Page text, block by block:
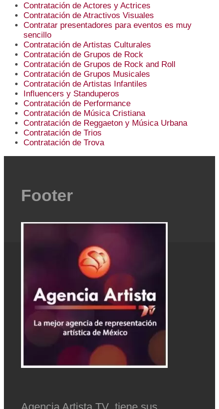
Contratación de Actores y Actrices
Contratación de Atractivos Visuales
Contratar presentadores para eventos es muy
sencillo
Contratación de Artistas Culturales
Contratación de Grupos de Rock
Contratación de Grupos de Rock and Roll
Contratación de Grupos Musicales
Contratación de Artistas Infantiles
Influencers y Standuperos
Contratación de Performance
Contratación de Música Cristiana
Contratación de Reggaeton y Música Urbana
Contratación de Trios
Contratación de Trova
Footer